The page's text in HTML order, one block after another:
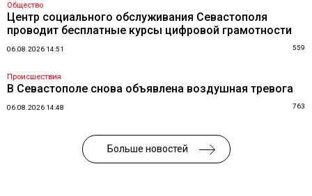
Общество
Центр социального обслуживания Севастополя
проводит бесплатные курсы цифровой грамотности
06.08.2026 14:51 559
Происшествия
В Севастополе снова объявлена воздушная тревога
06.08.2026 14:48 763
Больше новостей